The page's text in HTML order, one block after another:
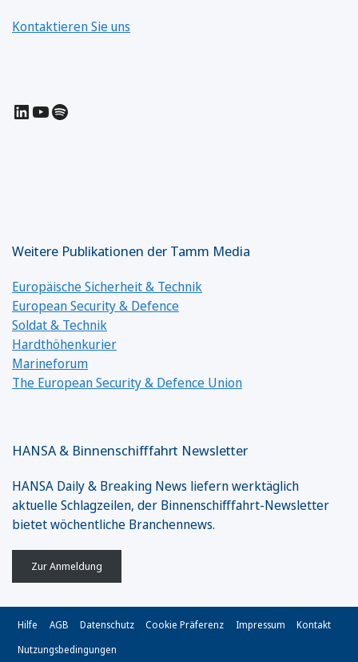
Kontaktieren Sie uns
LinkedIn
YouTube
Spotify
Weitere Publikationen der Tamm Media
Europäische Sicherheit & Technik
European Security & Defence
Soldat & Technik
Hardthöhenkurier
Marineforum
The European Security & Defence Union
HANSA & Binnenschifffahrt Newsletter
HANSA Daily & Breaking News liefern werktäglich
aktuelle Schlagzeilen, der Binnenschifffahrt-Newsletter
bietet wöchentliche Branchennews.
Zur Anmeldung
Hilfe AGB Datenschutz Cookie Präferenz Impressum
Kontakt
Nutzungsbedingungen